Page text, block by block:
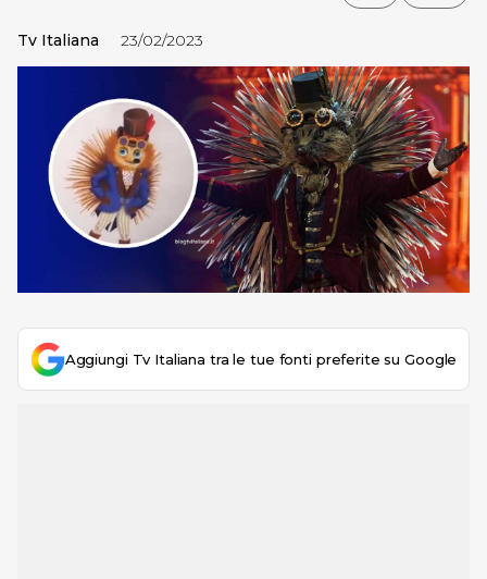
Tv Italiana 23/02/2023
Aggiungi Tv Italiana tra le tue fonti preferite su Google